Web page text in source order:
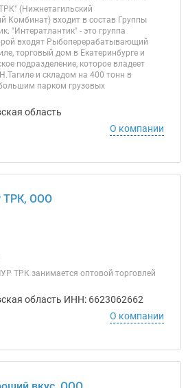
(Нижнетагильский
Комбинат) входит в состав Группы
"Интератлантик" - это группа
входят Рыбоперерабатывающий
торговый дом в Екатеринбурге и
подразделение, которое владеет
и складом на 400 тонн в
парком грузовых
область
О компании
ТРК, ООО
ТРК занимается оптовой торговлей
область ИНН: 6623062662
О компании